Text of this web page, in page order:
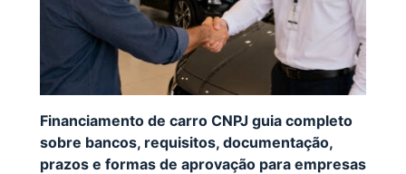
Financiamento de carro CNPJ guia completo
sobre bancos, requisitos, documentação,
prazos e formas de aprovação para empresas